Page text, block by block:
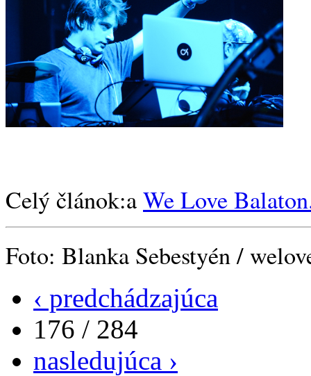
Celý článok:aWe Love
Foto: Blanka Sebestyén /
‹ predchádzajúca
176 / 284
nasledujúca ›